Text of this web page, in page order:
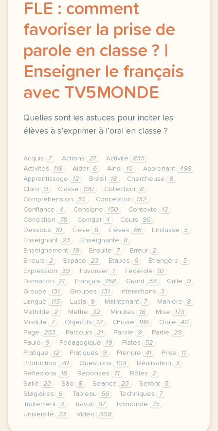
FLE : comment
favoriser la prise de
parole en classe ? |
Enseigner le français
avec TV5MONDE
Quelles sont les astuces pour inciter les
élèves à s’exprimer à l’oral en classe ?
Acquis 7 Actions 27 Activité
835
Activités
118 Aider 6 Ainsi 10 Apprenant
498
Apprentissage
12 Brésil 18 Chercheuse
8
Claro
9 Classe 190 Collection
8
Compréhension
30 Conception
132
Confiance
4 Consigne 150 Contexte
13
Correction
78 Corriger 4 Cours
90
Dessous
10 Élève 8 Élèves 66 Enclasse
5
Enseignant
23 Enseignante
8
Enseignement
19 Ensuite 7 Erreur
2
Erreurs
2 Espace 23 Étapes 6 Étrangère
5
Expression
39 Favoriser 1 Fédérale
10
Formation
21 Français 758 Grand 55 Grille
9
Groupe
131 Groupes 131 Interactions
3
Langue
115 Lucia 9 Maintenant 7 Manière
8
Mathilde
2 Mettre 32 Minutes 16 Mise
173
Module
7 Objectifs 12 Œuvre 186 Orale
40
Page
253 Parcours 21 Parole 9 Partie
29
Paulo
9 Pédagogique 19 Pistes
52
Pratique
12 Pratiques 9 Prendre 41 Prise
11
Production
20 Questions 103 Réalisation
3
Réflexions
18 Réponses 71 Rôles
2
Salle
23 São 8 Séance 23 Seront
5
Stagiaires
6 Tableau 56 Techniques
7
Traitement
3 Travail 97 Tv5monde
75
Université
23 Vidéo 308
le respect de votre vie privee est une priorite